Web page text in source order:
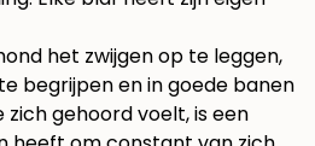
het zwijgen op te leggen,
begrijpen en in goede banen
zich gehoord voelt, is een